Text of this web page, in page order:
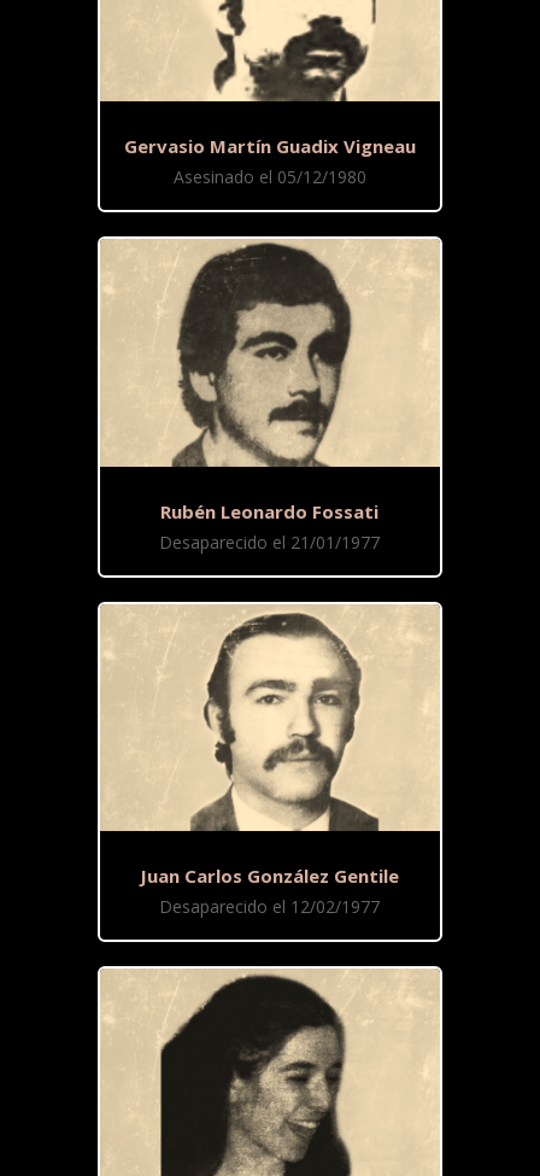
Gervasio Martín Guadix Vigneau
Asesinado el 05/12/1980
Rubén Leonardo Fossati
Desaparecido el 21/01/1977
Juan Carlos González Gentile
Desaparecido el 12/02/1977